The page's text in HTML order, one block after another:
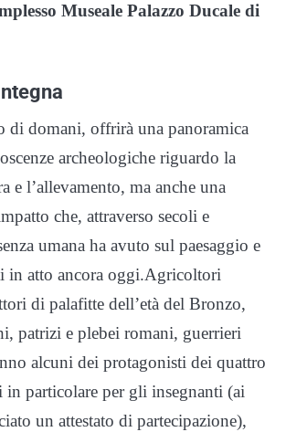
Museale Palazzo Ducale di
di domani, offrirà una panoramica
archeologiche riguardo la
e l’allevamento, ma anche una
che, attraverso secoli e
umana ha avuto sul paesaggio e
in atto ancora oggi.Agricoltori
di palafitte dell’età del Bronzo,
patrizi e plebei romani, guerrieri
alcuni dei protagonisti dei quattro
particolare per gli insegnanti (ai
un attestato di partecipazione),